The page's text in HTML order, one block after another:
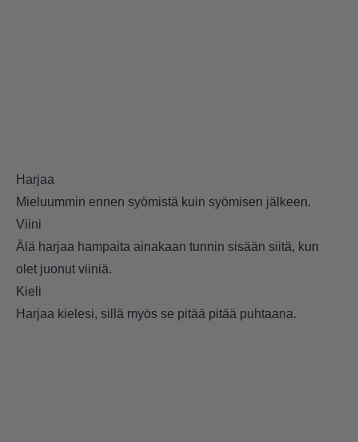
Harjaa
Mieluummin ennen syömistä kuin syömisen jälkeen.
Viini
Älä harjaa hampaita ainakaan tunnin sisään siitä, kun
olet juonut viiniä.
Kieli
Harjaa kielesi, sillä myös se pitää pitää puhtaana.